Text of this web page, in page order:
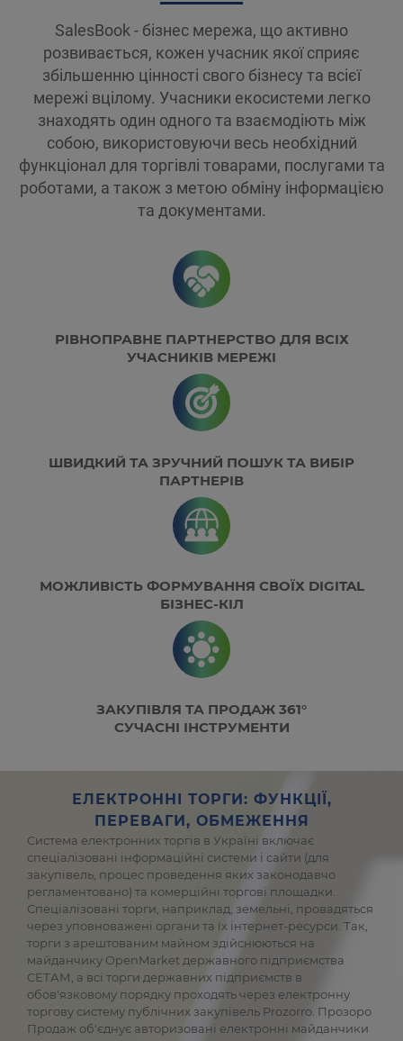
SalesBook - бізнес мережа, що активно
розвивається, кожен учасник якої сприяє
збільшенню цінності свого бізнесу та всієї
мережі вцілому. Учасники екосистеми легко
знаходять один одного та взаємодіють між
собою, використовуючи весь необхідний
функціонал для торгівлі товарами, послугами та
роботами, а також з метою обміну інформацією
та документами.
РІВНОПРАВНЕ ПАРТНЕРСТВО ДЛЯ ВСІХ
УЧАСНИКІВ МЕРЕЖІ
ШВИДКИЙ ТА ЗРУЧНИЙ ПОШУК ТА ВИБІР
ПАРТНЕРІВ
МОЖЛИВІСТЬ ФОРМУВАННЯ СВОЇХ DIGITAL
БІЗНЕС-КІЛ
ЗАКУПІВЛЯ ТА ПРОДАЖ 361°
СУЧАСНІ ІНСТРУМЕНТИ
ЕЛЕКТРОННІ ТОРГИ: ФУНКЦІЇ,
ПЕРЕВАГИ, ОБМЕЖЕННЯ
Система електронних торгів в Україні включає
спеціалізовані інформаційні системи і сайти (для
закупівель, процес проведення яких законодавчо
регламентовано) та комерційні торгові площадки.
Спеціалізовані торги, наприклад, земельні, провадяться
через уповноважені органи та їх інтернет-ресурси. Так,
торги з арештованим майном здійснюються на
майданчику OpenMarket державного підприємства
СЕТАМ, а всі торги державних підприємств в
обов'язковому порядку проходять через електронну
торгову систему публічних закупівель Prozorro. Прозоро
Продаж об'єднує авторизовані електронні майданчики